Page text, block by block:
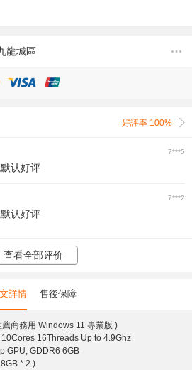
龍城區
好評率 100%
7***5
认好评
7***2
认好评
查看全部评价
詳情 售後保障
商務⽤ Windows 11 專業版 )
16Threads Up to 4.9Ghz
GPU, GDDR6 6GB
* 2 )